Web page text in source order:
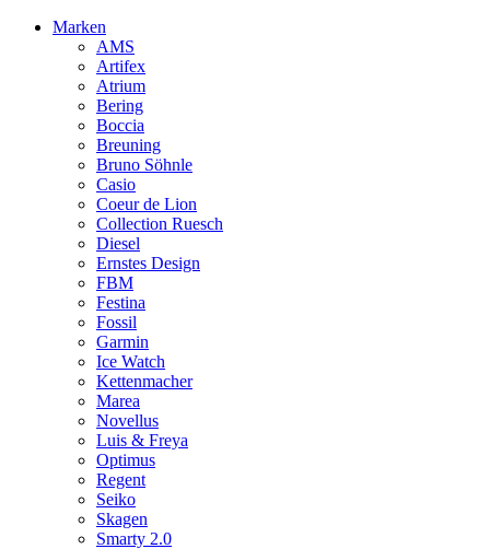
Marken
AMS
Artifex
Atrium
Bering
Boccia
Breuning
Bruno Söhnle
Casio
Coeur de Lion
Collection Ruesch
Diesel
Ernstes Design
FBM
Festina
Fossil
Garmin
Ice Watch
Kettenmacher
Marea
Novellus
Luis & Freya
Optimus
Regent
Seiko
Skagen
Smarty 2.0